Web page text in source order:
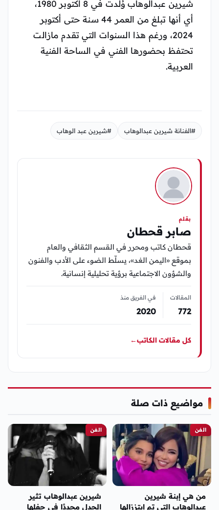
شيرين عبدالوهاب وُلدت في 8 أكتوبر 1980،
أي أنها تبلغ من العمر 44 سنة حتى أكتوبر
2024، ورغم هذا السنوات التي تقدم مازالت
تحتفظ بحضورها الفني في الساحة الفنية
العربية.
#الفنانة شيرين عبدالوهاب #شيرين عبد الوهاب
بقلم
صابر قحطان
قحطان كاتب ومحرر في القسم الثقافي والعام
بموقع «اليمن الغد»، يسلّط الضوء على الأدب والفنون
والشؤون الاجتماعية برؤية تحليلية إنسانية.
المقالات
772
في الفريق منذ
2020
كل مقالات الكاتب←
مواضيع ذات صلة
الفن
من هي إبنة شيرين
عبدالوهاب التي تم إبتززالها
الفن
شيرين عبدالوهاب تثير
الجدل مجددًا في حفلها